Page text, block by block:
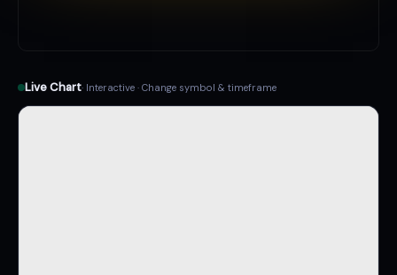
Live Chart· Interactive · Change symbol & timeframe